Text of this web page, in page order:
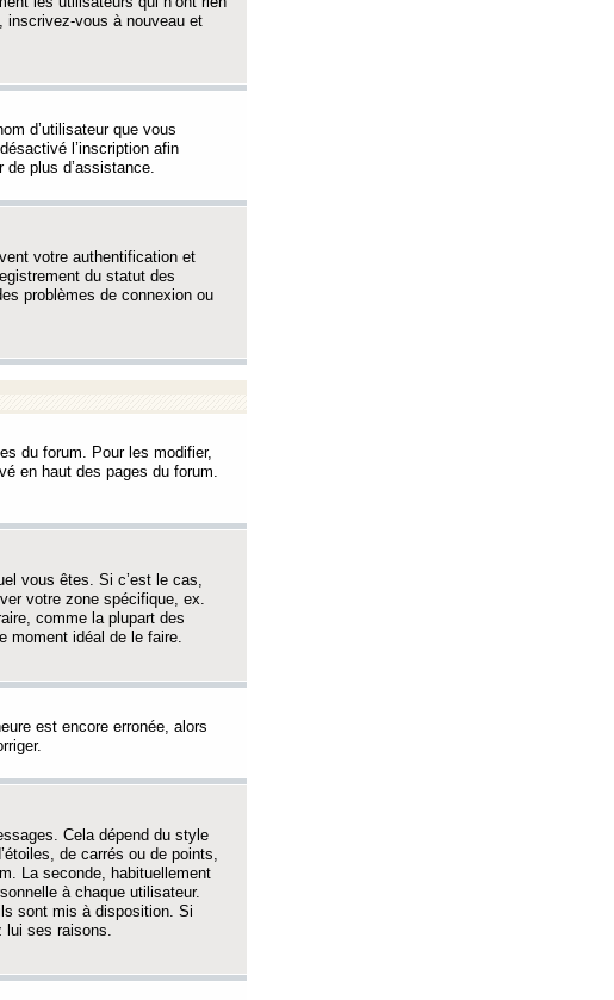
inscrivez-vous à nouveau et
d’utilisateur que vous
l’inscription afin
de plus d’assistance.
votre authentification et
du statut des
problèmes de connexion ou
du forum. Pour les modifier,
en haut des pages du forum.
vous êtes. Si c’est le cas,
votre zone spécifique, ex.
comme la plupart des
moment idéal de le faire.
est encore erronée, alors
Cela dépend du style
de carrés ou de points,
La seconde, habituellement
à chaque utilisateur.
sont mis à disposition. Si
lui ses raisons.